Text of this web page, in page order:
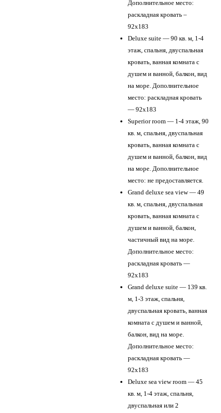
Дополнительное место:
раскладная кровать –
92х183
Deluxe suite — 90 кв. м, 1-4
этаж, спальня, двуспальная
кровать, ванная комната с
душем и ванной, балкон, вид
на море. Дополнительное
место: раскладная кровать
— 92х183
Superior room — 1-4 этаж, 90
кв. м, спальня, двуспальная
кровать, ванная комната с
душем и ванной, балкон, вид
на море. Дополнительное
место: не предоставляется.
Grand deluxe sea view — 49
кв. м, спальня, двуспальная
кровать, ванная комната с
душем и ванной, балкон,
частичный вид на море.
Дополнительное место:
раскладная кровать —
92х183
Grand deluxe suite — 139 кв.
м, 1-3 этаж, спальня,
двуспальная кровать, ванная
комната с душем и ванной,
балкон, вид на море.
Дополнительное место:
раскладная кровать —
92х183
Deluxe sea view room — 45
кв. м, 1-4 этаж, спальня,
двуспальная или 2